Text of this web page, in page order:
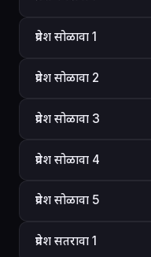
प्रवेश सोळावा 1
प्रवेश सोळावा 2
प्रवेश सोळावा 3
प्रवेश सोळावा 4
प्रवेश सोळावा 5
प्रवेश सतरावा 1